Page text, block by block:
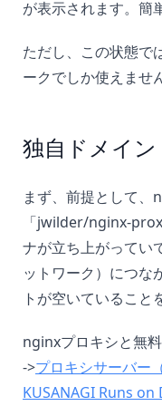
が表示されます。簡
ただし、この状態で
ークでしか使えませ
独自ドメイ
まず、前提として、
「jwilder/nginx-
ナが立ち上がってい
ットワーク）につな
トが空いているこ
nginxプロキシと無
->プロキシサーバ
KUSANAGI Runs on